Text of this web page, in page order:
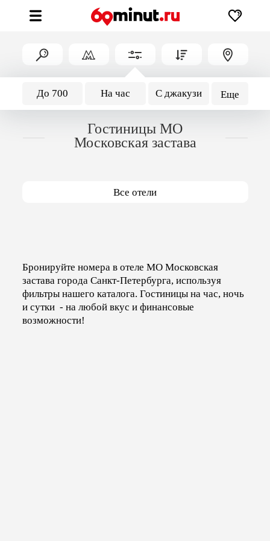
До 700 На час С джакузи Еще
Гостиницы МО
Московская застава
Все отели
Бронируйте номера в отеле МО Московская
застава города Санкт-Петербурга, используя
фильтры нашего каталога. Гостиницы на час, ночь
и сутки - на любой вкус и финансовые
возможности!